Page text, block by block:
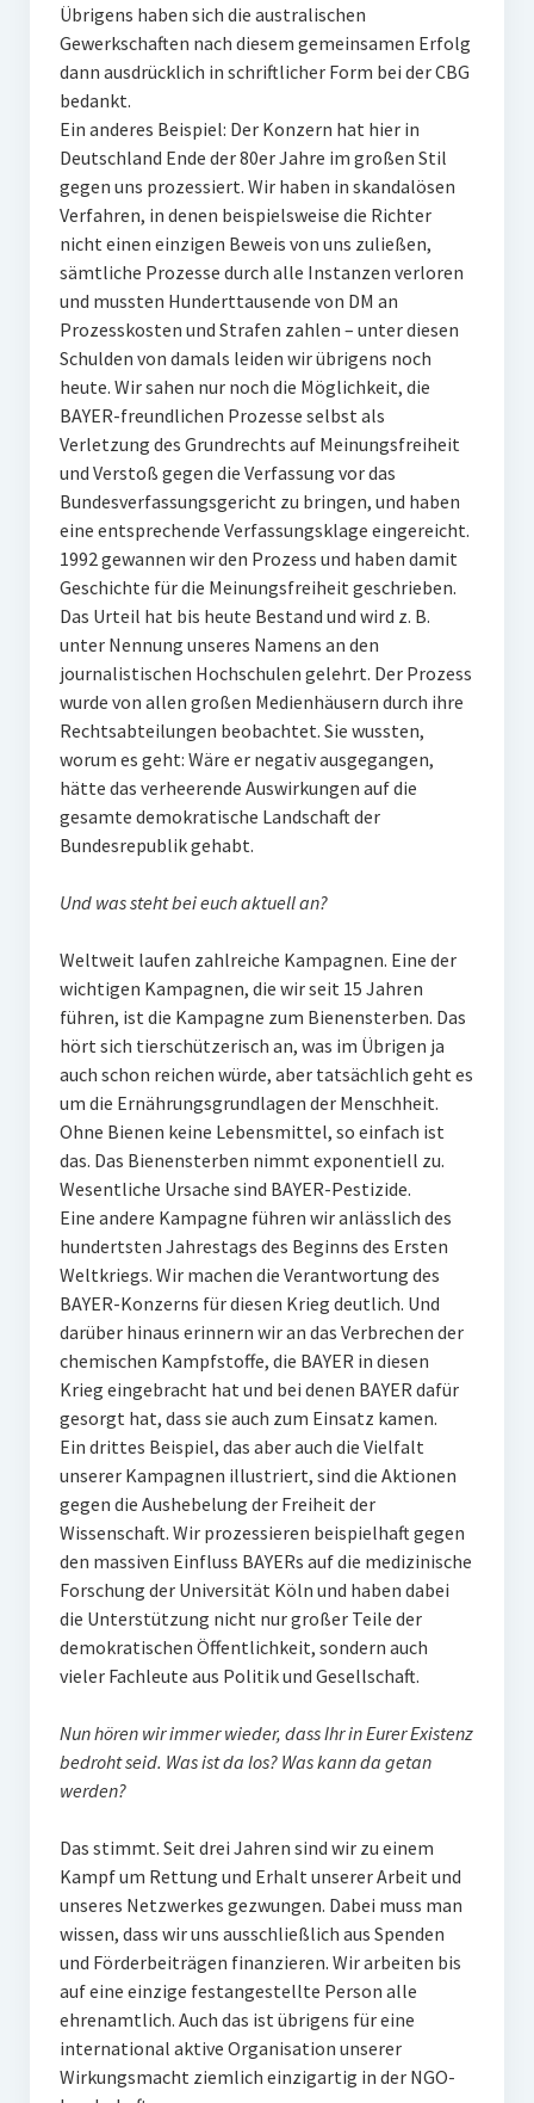
Übrigens haben sich die australischen
Gewerkschaften nach diesem gemeinsamen Erfolg
dann ausdrücklich in schriftlicher Form bei der CBG
bedankt.
Ein anderes Beispiel: Der Konzern hat hier in
Deutschland Ende der 80er Jahre im großen Stil
gegen uns prozessiert. Wir haben in skandalösen
Verfahren, in denen beispielsweise die Richter
nicht einen einzigen Beweis von uns zuließen,
sämtliche Prozesse durch alle Instanzen verloren
und mussten Hunderttausende von DM an
Prozesskosten und Strafen zahlen – unter diesen
Schulden von damals leiden wir übrigens noch
heute. Wir sahen nur noch die Möglichkeit, die
BAYER-freundlichen Prozesse selbst als
Verletzung des Grundrechts auf Meinungsfreiheit
und Verstoß gegen die Verfassung vor das
Bundesverfassungsgericht zu bringen, und haben
eine entsprechende Verfassungsklage eingereicht.
1992 gewannen wir den Prozess und haben damit
Geschichte für die Meinungsfreiheit geschrieben.
Das Urteil hat bis heute Bestand und wird z. B.
unter Nennung unseres Namens an den
journalistischen Hochschulen gelehrt. Der Prozess
wurde von allen großen Medienhäusern durch ihre
Rechtsabteilungen beobachtet. Sie wussten,
worum es geht: Wäre er negativ ausgegangen,
hätte das verheerende Auswirkungen auf die
gesamte demokratische Landschaft der
Bundesrepublik gehabt.
Und was steht bei euch aktuell an?
Weltweit laufen zahlreiche Kampagnen. Eine der
wichtigen Kampagnen, die wir seit 15 Jahren
führen, ist die Kampagne zum Bienensterben. Das
hört sich tierschützerisch an, was im Übrigen ja
auch schon reichen würde, aber tatsächlich geht es
um die Ernährungsgrundlagen der Menschheit.
Ohne Bienen keine Lebensmittel, so einfach ist
das. Das Bienensterben nimmt exponentiell zu.
Wesentliche Ursache sind BAYER-Pestizide.
Eine andere Kampagne führen wir anlässlich des
hundertsten Jahrestags des Beginns des Ersten
Weltkriegs. Wir machen die Verantwortung des
BAYER-Konzerns für diesen Krieg deutlich. Und
darüber hinaus erinnern wir an das Verbrechen der
chemischen Kampfstoffe, die BAYER in diesen
Krieg eingebracht hat und bei denen BAYER dafür
gesorgt hat, dass sie auch zum Einsatz kamen.
Ein drittes Beispiel, das aber auch die Vielfalt
unserer Kampagnen illustriert, sind die Aktionen
gegen die Aushebelung der Freiheit der
Wissenschaft. Wir prozessieren beispielhaft gegen
den massiven Einfluss BAYERs auf die medizinische
Forschung der Universität Köln und haben dabei
die Unterstützung nicht nur großer Teile der
demokratischen Öffentlichkeit, sondern auch
vieler Fachleute aus Politik und Gesellschaft.
Nun hören wir immer wieder, dass Ihr in Eurer Existenz
bedroht seid. Was ist da los? Was kann da getan
werden?
Das stimmt. Seit drei Jahren sind wir zu einem
Kampf um Rettung und Erhalt unserer Arbeit und
unseres Netzwerkes gezwungen. Dabei muss man
wissen, dass wir uns ausschließlich aus Spenden
und Förderbeiträgen finanzieren. Wir arbeiten bis
auf eine einzige festangestellte Person alle
ehrenamtlich. Auch das ist übrigens für eine
international aktive Organisation unserer
Wirkungsmacht ziemlich einzigartig in der NGO-